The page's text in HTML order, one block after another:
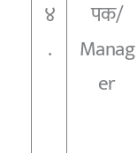
४
.
पक/
Manag
er